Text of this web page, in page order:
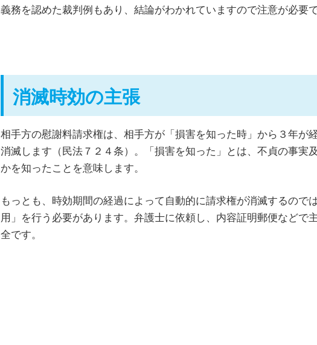
義務を認めた裁判例もあり、結論がわかれていますので注意が必要で
消滅時効の主張
相手方の慰謝料請求権は、相手方が「損害を知った時」から３年が
消滅します（民法７２４条）。「損害を知った」とは、不貞の事実
かを知ったことを意味します。
もっとも、時効期間の経過によって自動的に請求権が消滅するので
用」を行う必要があります。弁護士に依頼し、内容証明郵便などで
全です。